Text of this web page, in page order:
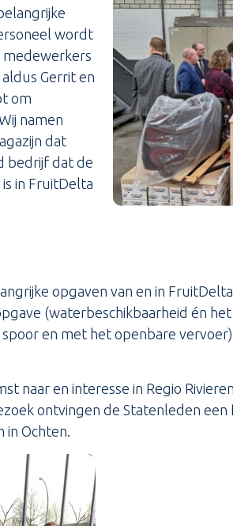
wordt
medewerkers
Gerrit en
om
namen
dat
bedrijf dat de
in FruitDelta
opgaven van en in
(waterbeschikbaarheid én
en met het openbare
naar en interesse in Regio
ontvingen de Statenleden
in Ochten.